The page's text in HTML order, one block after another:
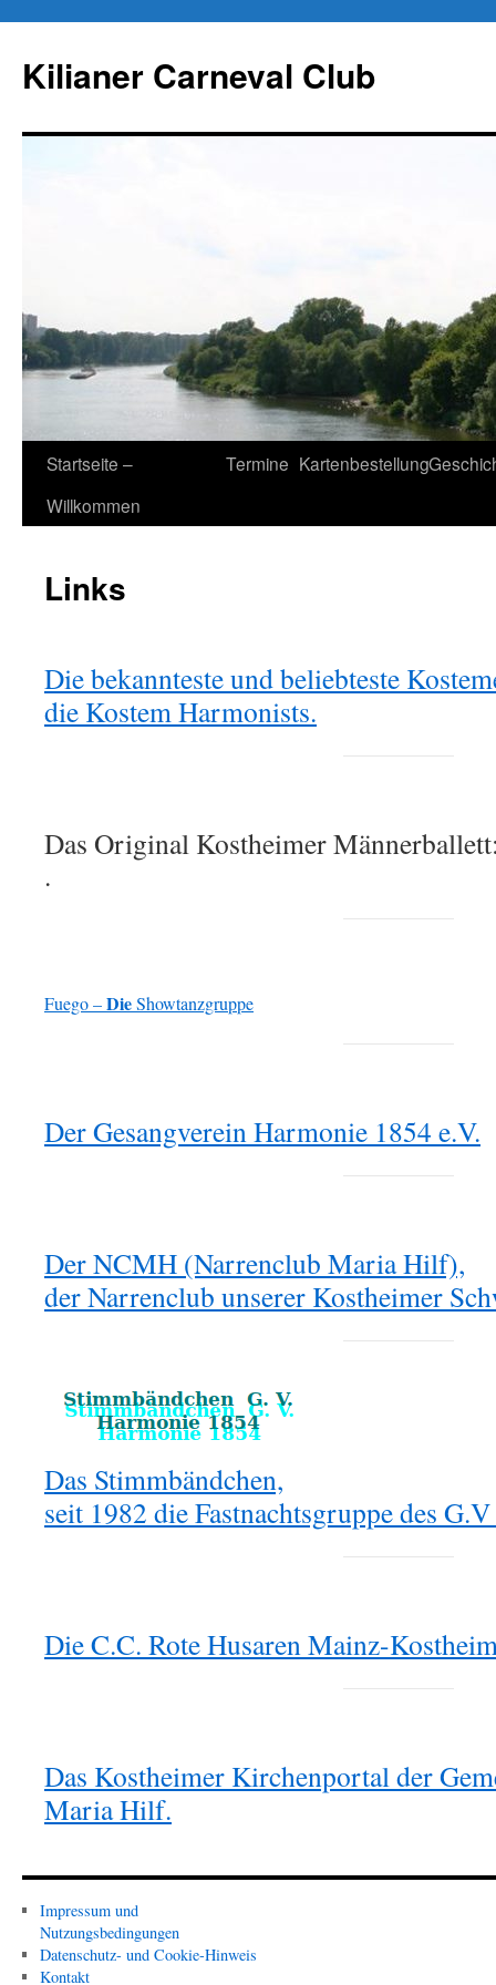
Kilianer Carneval Club
Zum
Inhalt
Startseite –
Willkommen
Termine Kartenbestellung
Links
Die bekannteste und beliebteste
die Kostem Harmonists.
Das Original Kostheimer
.
Fuego –DieShowtanzgruppe
Der Gesangverein Harmonie 1854 e.V.
Der NCMH (Narrenclub Maria Hilf),
der Narrenclub unserer Kostheimer
Das Stimmbändchen,
seit 1982 die Fastnachtsgruppe des
Die C.C. Rote Husaren Mainz-
Das Kostheimer Kirchenportal der
Maria Hilf.
Impressum und
Nutzungsbedingungen
Datenschutz- und Cookie-Hinweis
Kontakt